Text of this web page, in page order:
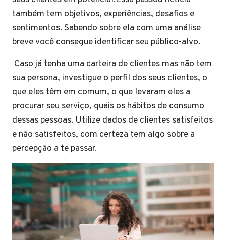
também tem objetivos, experiências, desafios e
sentimentos. Sabendo sobre ela com uma análise
breve você consegue identificar seu público-alvo.
Caso já tenha uma carteira de clientes mas não tem
sua persona, investigue o perfil dos seus clientes, o
que eles têm em comum, o que levaram eles a
procurar seu serviço, quais os hábitos de consumo
dessas pessoas. Utilize dados de clientes satisfeitos
e não satisfeitos, com certeza tem algo sobre a
percepção a te passar.